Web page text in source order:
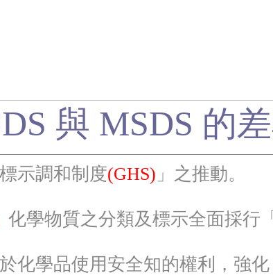
與 MSDS 的
示調和制度(GHS) 」之推動。
化學物質之分類及標示全面採行
化學品使用安全知的權利，強化